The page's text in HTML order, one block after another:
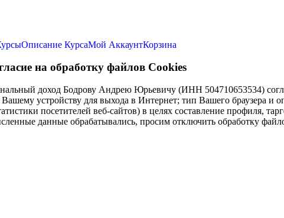
Описание КурсаМой АккаунтКорзина
на обработку файлов Cookies
доход Бодрову Андрею Юрьевичу (ИНН 504710653534)
устройству для выхода в Интернет; тип Вашего браузера и
посетителей веб-сайтов) в целях составление профиля,
данные обрабатывались, просим отключить обработку